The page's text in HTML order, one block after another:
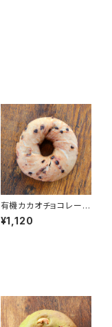
有機カカオチョコレート
【4個】
¥1,120